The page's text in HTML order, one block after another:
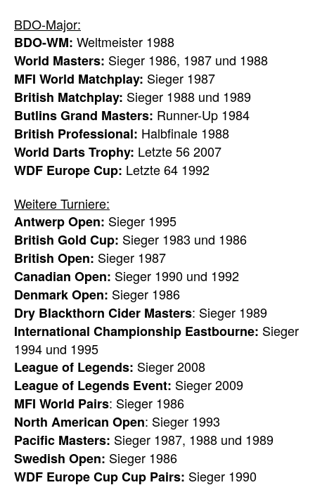
BDO-Major:
BDO-WM: Weltmeister 1988
World Masters: Sieger 1986, 1987 und 1988
MFI World Matchplay: Sieger 1987
British Matchplay: Sieger 1988 und 1989
Butlins Grand Masters: Runner-Up 1984
British Professional: Halbfinale 1988
World Darts Trophy: Letzte 56 2007
WDF Europe Cup: Letzte 64 1992
Weitere Turniere:
Antwerp Open: Sieger 1995
British Gold Cup: Sieger 1983 und 1986
British Open: Sieger 1987
Canadian Open: Sieger 1990 und 1992
Denmark Open: Sieger 1986
Dry Blackthorn Cider Masters: Sieger 1989
International Championship Eastbourne: Sieger
1994 und 1995
League of Legends: Sieger 2008
League of Legends Event: Sieger 2009
MFI World Pairs: Sieger 1986
North American Open: Sieger 1993
Pacific Masters: Sieger 1987, 1988 und 1989
Swedish Open: Sieger 1986
WDF Europe Cup Cup Pairs: Sieger 1990